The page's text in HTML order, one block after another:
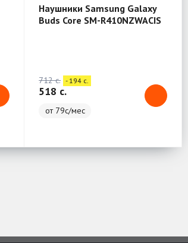
Наушники Samsung Galaxy
Buds Core SM-R410NZWACIS
712 c. - 194 c.
518 c.
от 79с/мес